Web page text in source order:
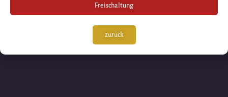
Freischaltung
zurück